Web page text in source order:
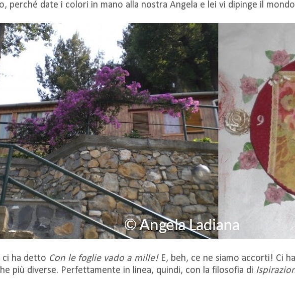
perché date i colori in mano alla nostra Angela e lei vi dipinge il
ci ha detto Con le foglie vado a mille!E, beh, ce ne siamo accorti! Ci
più diverse. Perfettamente in linea, quindi, con la filosofia di